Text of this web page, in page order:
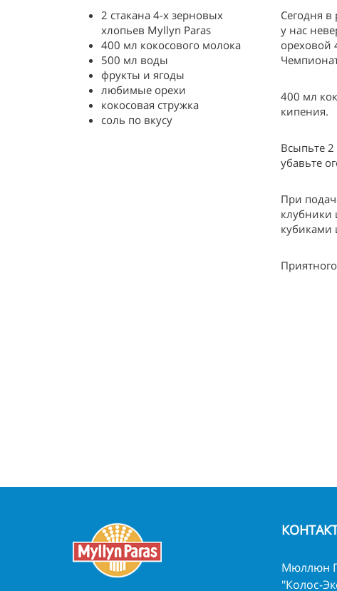
2 стакана 4-х зерновых
хлопьев Myllyn Paras
400 мл кокосового молока
500 мл воды
фрукты и ягоды
любимые орехи
кокосовая стружка
соль по вкусу
Сегодня
у нас
ореховой
400 мл
кипения.
Всыпьте
убавьте
При
клубники
кубиками
Мюллюн
"Колос-